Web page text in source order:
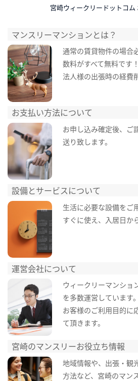
宮崎ウィークリードットコム
マンスリーマンションとは？
通常の賃貸物件の場合
数料がすべて無料です！
法人様の出張時の経費
お支払い方法について
お申し込み確定後、ご
送り致します。
設備とサービスについて
生活に必要な設備をご
すぐに使え、入居日か
運営会社について
ウィークリーマンショ
を多数運営しています。
お客様のご利用目的に
て頂きます。
宮崎のマンスリーお役立ち情報
地域情報や、出張・観
方法など、宮崎のマン